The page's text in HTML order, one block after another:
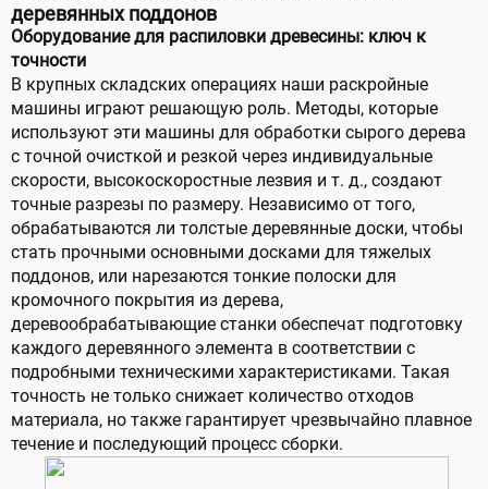
деревянных поддонов
Оборудование для распиловки древесины: ключ к
точности
В крупных складских операциях наши раскройные
машины играют решающую роль. Методы, которые
используют эти машины для обработки сырого дерева
с точной очисткой и резкой через индивидуальные
скорости, высокоскоростные лезвия и т. д., создают
точные разрезы по размеру. Независимо от того,
обрабатываются ли толстые деревянные доски, чтобы
стать прочными основными досками для тяжелых
поддонов, или нарезаются тонкие полоски для
кромочного покрытия из дерева,
деревообрабатывающие станки обеспечат подготовку
каждого деревянного элемента в соответствии с
подробными техническими характеристиками. Такая
точность не только снижает количество отходов
материала, но также гарантирует чрезвычайно плавное
течение и последующий процесс сборки.